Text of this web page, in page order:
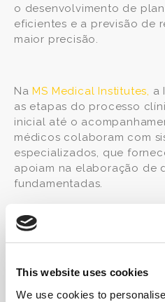
This website uses cookies
We use cookies to
o desenvolvimento de
eficientes e a previsão de
maior precisão.
NaMS Medical Institutes, a
as etapas do processo
inicial até o
médicos colaboram com
especializados, que
apoiam na elaboração de
fundamentadas.
crucial na pesquisa
descoberta de novos
genéticos, os algoritmos